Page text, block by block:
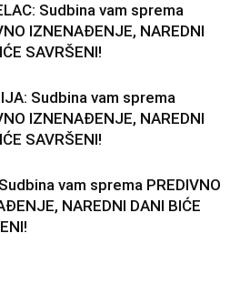
Sudbina vam sprema
IZNENAĐENJE, NAREDNI
SAVRŠENI!
Sudbina vam sprema
IZNENAĐENJE, NAREDNI
SAVRŠENI!
vam sprema PREDIVNO
NAREDNI DANI BIĆE